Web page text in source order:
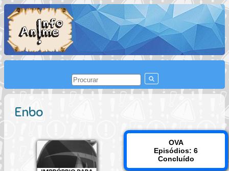
Enbo
OVA
Episódios: 6
Concluído